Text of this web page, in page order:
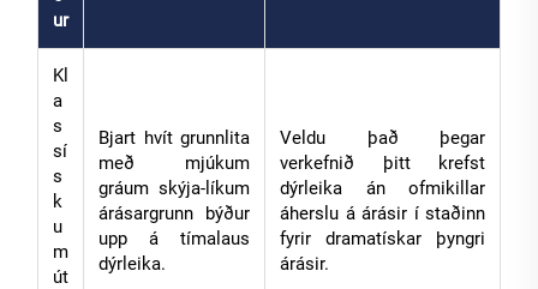
ur
Kl
a
s
sí
s
k
u
m
út
Bjart hvít grunnlita
með mjúkum
gráum skýja-líkum
árásargrunn býður
upp á tímalaus
dýrleika.
Veldu það þegar
verkefnið þitt krefst
dýrleika án ofmikillar
áherslu á árásir í staðinn
fyrir dramatískar þyngri
árásir.